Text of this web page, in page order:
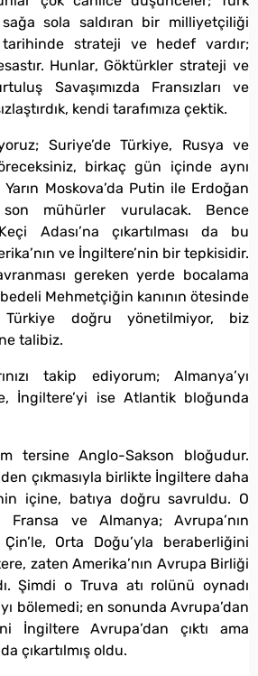
sola saldıran bir milliyetçiliği
strateji ve hedef vardır;
Hunlar, Göktürkler strateji ve
Savaşımızda Fransızları ve
kendi tarafımıza çektik.
Suriye’de Türkiye, Rusya ve
birkaç gün içinde aynı
Moskova’da Putin ile Erdoğan
mühürler vurulacak. Bence
Adası’na çıkartılması da bu
ve İngiltere’nin bir tepkisidir.
gereken yerde bocalama
Mehmetçiğin kanının ötesinde
doğru yönetilmiyor, biz
talibiz.
takip ediyorum; Almanya’yı
İngiltere’yi ise Atlantik bloğunda
tersine Anglo-Sakson bloğudur.
çıkmasıyla birlikte İngiltere daha
içine, batıya doğru savruldu. O
Fransa ve Almanya; Avrupa’nın
Orta Doğu’yla beraberliğini
zaten Amerika’nın Avrupa Birliği
Şimdi o Truva atı rolünü oynadı
bölemedi; en sonunda Avrupa’dan
İngiltere Avrupa’dan çıktı ama
çıkartılmış oldu.